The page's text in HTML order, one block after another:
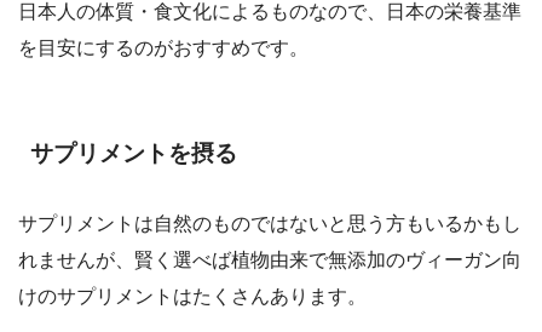
日本人の体質・食文化によるものなので、日本の栄養基準
を目安にするのがおすすめです。
サプリメントを摂る
サプリメントは自然のものではないと思う方もいるかもし
れませんが、賢く選べば植物由来で無添加のヴィーガン向
けのサプリメントはたくさんあります。